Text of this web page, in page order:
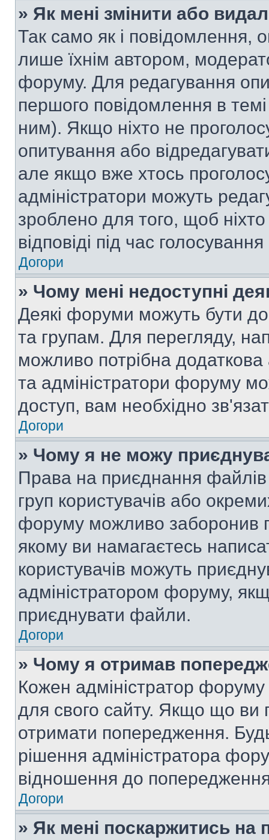
» Як мені змінити або
Так само як і повідомлення,
лише їхнім автором,
форуму. Для редагування
першого повідомлення в
ним). Якщо ніхто не
опитування або
але якщо вже хтось
адміністратори можуть
зроблено для того, щоб
відповіді під час голосування
Догори
» Чому мені недоступні
Деякі форуми можуть бути
та групам. Для перегляду,
можливо потрібна
та адміністратори форуму
доступ, вам необхідно
Догори
» Чому я не можу
Права на приєднання
груп користувачів або
форуму можливо заборонив
якому ви намагаєтесь
користувачів можуть
адміністратором форуму,
приєднувати файли.
Догори
» Чому я отримав
Кожен адміністратор
для свого сайту. Якщо що
отримати попередження.
рішення адміністратора
відношення до
Догори
» Як мені поскаржитись на